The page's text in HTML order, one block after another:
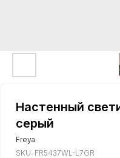
Настенный
серый
Freya
SKU: FR5437WL-L7GR